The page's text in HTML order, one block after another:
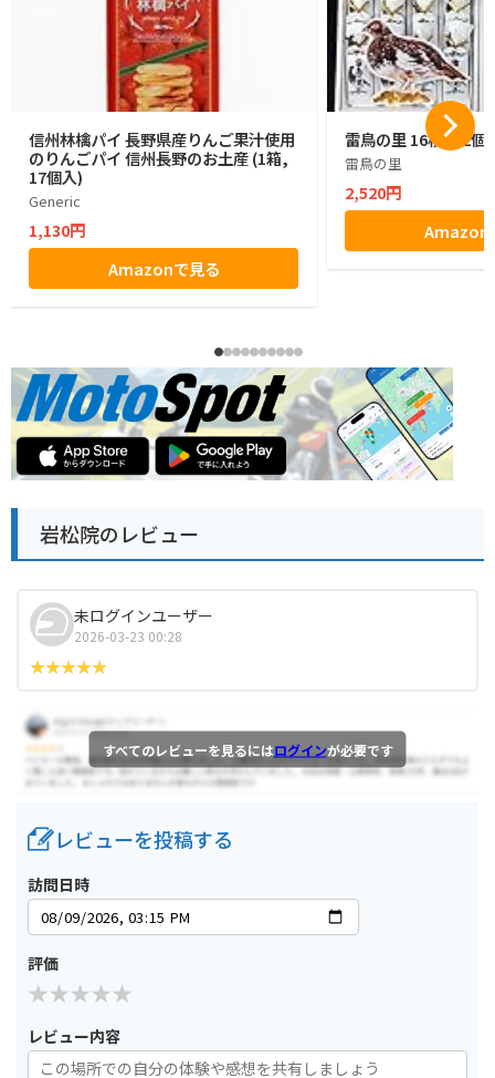
信州林檎パイ 長野県産りんご果汁使用
のりんごパイ 信州長野のお土産 (1箱,
17個入)
Generic
1,130円
Amazonで見る
雷鳥の里 16枚入 2個
雷鳥の里
2,520円
Amazon
岩松院のレビュー
未ログインユーザー
2026-03-23 00:28
すべてのレビューを見るにはログインが必要です
レビューを投稿する
訪問日時
評価
レビュー内容